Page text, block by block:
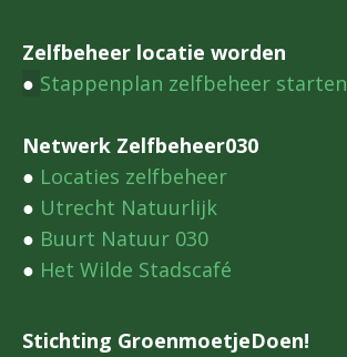
Zelfbeheer locatie worden
● Stappenplan zelfbeheer starten
Netwerk Zelfbeheer030
● Locaties zelfbeheer
● Utrecht Natuurlijk
● Buurt Natuur 030
● Het Wilde Stadscafé
Stichting GroenmoetjeDoen!